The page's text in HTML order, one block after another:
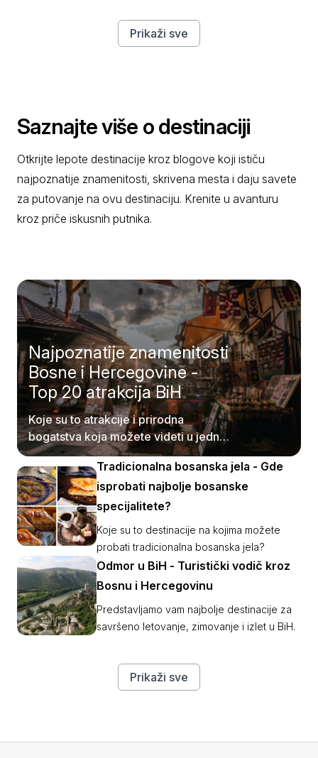
Prikaži sve
Saznajte više o destinaciji
Otkrijte lepote destinacije kroz blogove koji ističu
najpoznatije znamenitosti, skrivena mesta i daju savete
za putovanje na ovu destinaciju. Krenite u avanturu
kroz priče iskusnih putnika.
Najpoznatije znamenitosti
Bosne i Hercegovine -
Top 20 atrakcija BiH
Koje su to atrakcije i prirodna
bogatstva koja možete videti u jednoj
od najlepših balkanskih zemalja?
Tradicionalna bosanska jela - Gde
isprobati najbolje bosanske
specijalitete?
Koje su to destinacije na kojima možete
probati tradicionalna bosanska jela?
Odmor u BiH - Turistički vodič kroz
Bosnu i Hercegovinu
Predstavljamo vam najbolje destinacije za
savršeno letovanje, zimovanje i izlet u BiH.
Prikaži sve